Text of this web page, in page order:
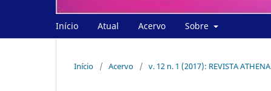
Início Atual Acervo Sobre
Início / Acervo / v. 12 n. 1 (2017): REVISTA ATHENA